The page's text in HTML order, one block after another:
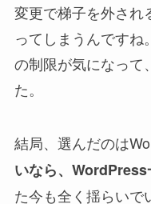
変更で梯子を外さ
ってしまうんですね
の制限が気になって
た。
結局、選んだのは
いなら、WordPress
た今も全く揺らいで